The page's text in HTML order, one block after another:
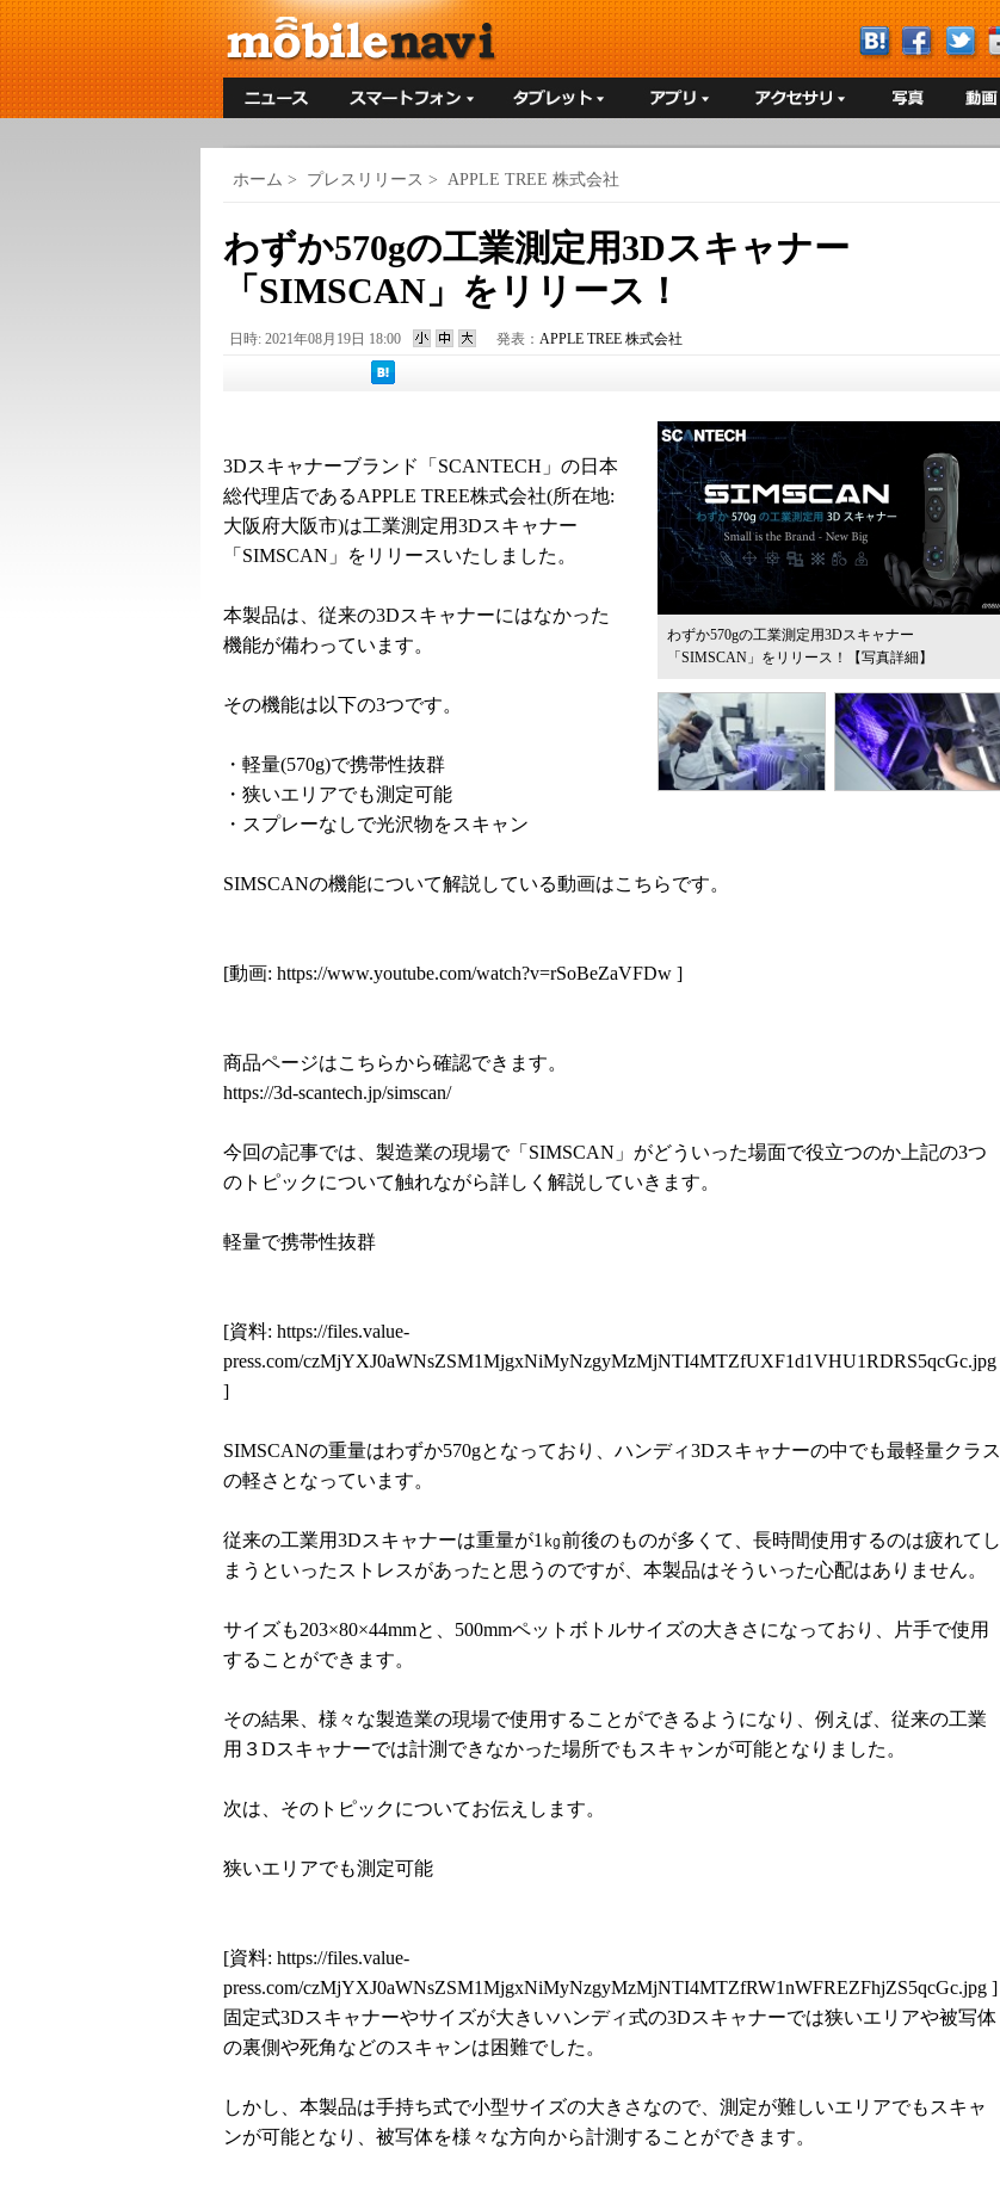
ホーム > プレスリリース > APPLE TREE 株式会社
わずか570gの工業測定用3Dスキャナー
「SIMSCAN」をリリース！
日時: 2021年08月19日 18:00 発表： APPLE TREE 株式会社
わずか570gの工業測定用3Dスキャナー
「SIMSCAN」をリリース！
【写真詳細】
3Dスキャナーブランド「SCANTECH」の日本
総代理店であるAPPLE TREE株式会社(所在地:
大阪府大阪市)は工業測定用3Dスキャナー
「SIMSCAN」をリリースいたしました。
本製品は、従来の3Dスキャナーにはなかった
機能が備わっています。
その機能は以下の3つです。
・軽量(570g)で携帯性抜群
・狭いエリアでも測定可能
・スプレーなしで光沢物をスキャン
SIMSCANの機能について解説している動画はこちらです。
[動画: https://www.youtube.com/watch?v=rSoBeZaVFDw ]
商品ページはこちらから確認できます。
https://3d-scantech.jp/simscan/
今回の記事では、製造業の現場で「SIMSCAN」がどういった場面で役立つのか上記の3つ
のトピックについて触れながら詳しく解説していきます。
軽量で携帯性抜群
[資料: https://files.value-
press.com/czMjYXJ0aWNsZSM1MjgxNiMyNzgyMzMjNTI4MTZfUXF1d1VHU1RDRS5qcGc.jpg
]
SIMSCANの重量はわずか570gとなっており、ハンディ3Dスキャナーの中でも最軽量クラス
の軽さとなっています。
従来の工業用3Dスキャナーは重量が1㎏前後のものが多くて、長時間使用するのは疲れてし
まうといったストレスがあったと思うのですが、本製品はそういった心配はありません。
サイズも203×80×44mmと、500mmペットボトルサイズの大きさになっており、片手で使用
することができます。
その結果、様々な製造業の現場で使用することができるようになり、例えば、従来の工業
用３Dスキャナーでは計測できなかった場所でもスキャンが可能となりました。
次は、そのトピックについてお伝えします。
狭いエリアでも測定可能
[資料: https://files.value-
press.com/czMjYXJ0aWNsZSM1MjgxNiMyNzgyMzMjNTI4MTZfRW1nWFREZFhjZS5qcGc.jpg ]
固定式3Dスキャナーやサイズが大きいハンディ式の3Dスキャナーでは狭いエリアや被写体
の裏側や死角などのスキャンは困難でした。
しかし、本製品は手持ち式で小型サイズの大きさなので、測定が難しいエリアでもスキャ
ンが可能となり、被写体を様々な方向から計測することができます。